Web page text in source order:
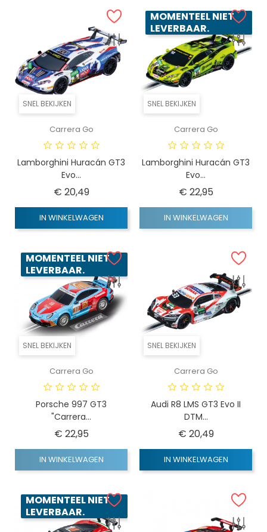
SNEL BEKIJKEN
Carrera Go
Lamborghini Huracán GT3
Evo...
€ 20,49Prijs
IN WINKELWAGEN
SNEL BEKIJKEN
MOMENTEEL NIET
LEVERBAAR.
Carrera Go
Lamborghini Huracán GT3
Evo...
€ 22,95Prijs
IN WINKELWAGEN
SNEL BEKIJKEN
MOMENTEEL NIET
LEVERBAAR.
Carrera Go
Porsche 997 GT3
"Carrera...
€ 22,95Prijs
IN WINKELWAGEN
SNEL BEKIJKEN
Carrera Go
Audi R8 LMS GT3 Evo II
DTM...
€ 20,49Prijs
IN WINKELWAGEN
MOMENTEEL NIET
LEVERBAAR.